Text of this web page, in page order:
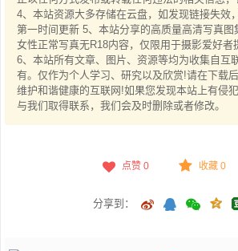
4、本站资源大多存储在云盘，如发现链接失效
第一时间更新 5、本站分享的高质量高清写真
女性正常写真无R18内容，仅限用于摄影爱好者
6、本站所有文章、图片、资源等均为收集自互
有。仅作为个人学习、研究以及欣赏!请在下载
维护和谐健康的互联网!如果您发现本站上有侵
与我们取得联系，我们会及时删除或者修改。
点赞 0 收藏 0
分享到：